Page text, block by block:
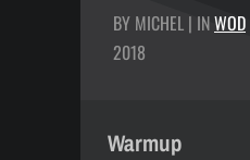
BY MICHEL | INWOD
2018
Warmup